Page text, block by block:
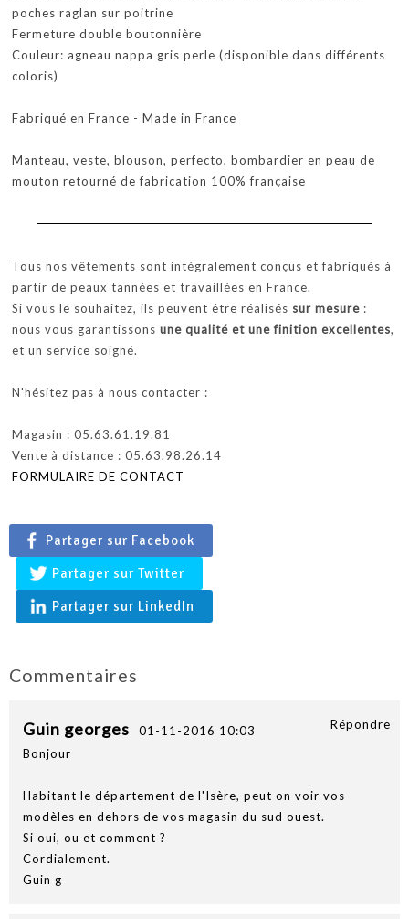
poches raglan sur poitrine
Fermeture double boutonnière
Couleur: agneau nappa gris perle (disponible dans différents
coloris)
Fabriqué en France - Made in France
Manteau, veste, blouson, perfecto, bombardier en peau de
mouton retourné de fabrication 100% française
Tous nos vêtements sont intégralement conçus et fabriqués à
partir de peaux tannées et travaillées en France.
Si vous le souhaitez, ils peuvent être réalisés sur mesure :
nous vous garantissons une qualité et une finition excellentes,
et un service soigné.
N'hésitez pas à nous contacter :
Magasin : 05.63.61.19.81
Vente à distance : 05.63.98.26.14
FORMULAIRE DE CONTACT
Partager sur Facebook
Partager sur Twitter
Partager sur LinkedIn
Commentaires
Guin georges 01-11-2016 10:03
Répondre
Bonjour
Habitant le département de l'Isère, peut on voir vos
modèles en dehors de vos magasin du sud ouest.
Si oui, ou et comment ?
Cordialement.
Guin g